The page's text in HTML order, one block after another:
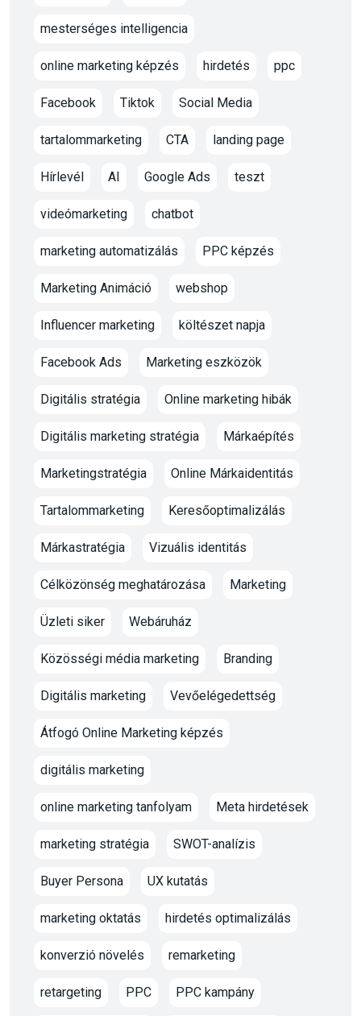
mesterséges intelligencia
online marketing képzés hirdetés ppc
Facebook Tiktok Social Media
tartalommarketing CTA landing page
Hírlevél AI Google Ads teszt
videómarketing chatbot
marketing automatizálás PPC képzés
Marketing Animáció webshop
Influencer marketing költészet napja
Facebook Ads Marketing eszközök
Digitális stratégia Online marketing hibák
Digitális marketing stratégia Márkaépítés
Marketingstratégia Online Márkaidentitás
Tartalommarketing Keresőoptimalizálás
Márkastratégia Vizuális identitás
Célközönség meghatározása Marketing
Üzleti siker Webáruház
Közösségi média marketing Branding
Digitális marketing Vevőelégedettség
Átfogó Online Marketing képzés
digitális marketing
online marketing tanfolyam Meta hirdetések
marketing stratégia SWOT-analízis
Buyer Persona UX kutatás
marketing oktatás hirdetés optimalizálás
konverzió növelés remarketing
retargeting PPC PPC kampány